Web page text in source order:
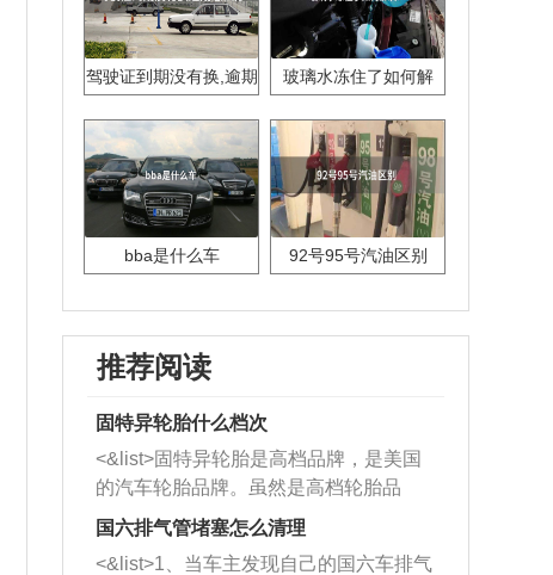
驾驶证到期没有换,逾期
玻璃水冻住了如何解
bba是什么车 92号95号汽油区别
推荐阅读
固特异轮胎什么档次
<&list>固特异轮胎是高档品牌，是美国
的汽车轮胎品牌。虽然是高档轮胎品
牌，但是中高低端的轮胎都有生产，这
也是为了更好的开拓市场。
国六排气管堵塞怎么清理
<&list>1、当车主发现自己的国六车排气